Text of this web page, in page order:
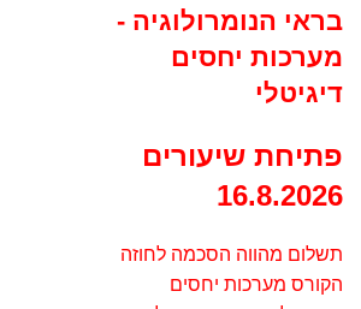
בראי הנומרולוגיה -
מערכות יחסים
דיגיטלי
פתיחת שיעורים
16.8.2026
תשלום מהווה הסכמה לחוזה
הקורס מערכות יחסים